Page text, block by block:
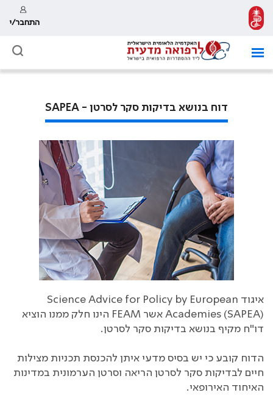
התחבר/י
דוח בנושא בדיקות סקר לסרטן - SAPEA
איגוד Science Advice for Policy by European
Academies (SAPEA) אשר FEAM הינו חלק ממנו הוציא
דו"ח מקיף בנושא בדיקות סקר לסרטן.
הדוח קובע כי יש בסיס מדעי איתן להכנסת תכניות מצילות
חיים לבדיקות סקר לסרטן הריאה וסרטן הערמונית במדינות
האיחוד האירופאי.